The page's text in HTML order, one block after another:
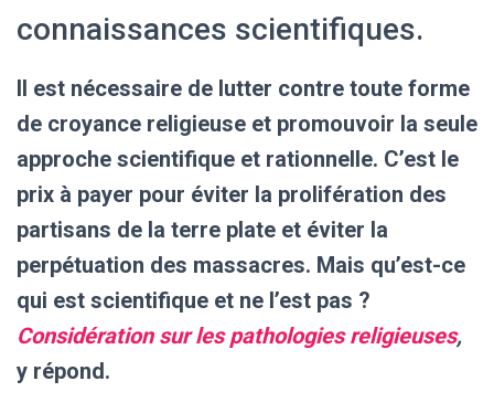
connaissances scientifiques.
Il est nécessaire de lutter contre toute forme
de croyance religieuse et promouvoir la seule
approche scientifique et rationnelle. C’est le
prix à payer pour éviter la prolifération des
partisans de la terre plate et éviter la
perpétuation des massacres. Mais qu’est-ce
qui est scientifique et ne l’est pas ?
Considération sur les pathologies religieuses,
y répond.